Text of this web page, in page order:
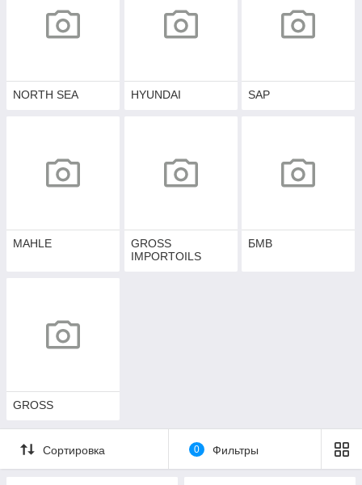
NORTH SEA HYUNDAI SAP
MAHLE
GROSS
IMPORTOILS
БМВ
GROSS
Сортировка 0 Фильтры